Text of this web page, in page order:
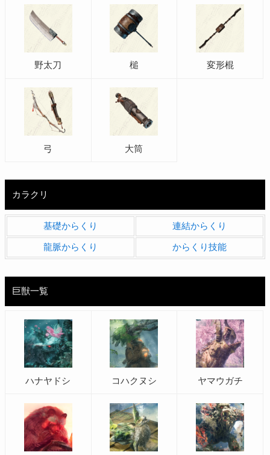
野太刀 槌 変形棍
弓 大筒
カラクリ
基礎からくり 連結からくり
龍脈からくり からくり技能
巨獣一覧
ハナヤドシ コハクヌシ ヤマウガチ